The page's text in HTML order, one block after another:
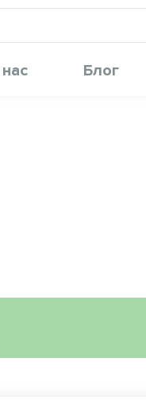
Блог